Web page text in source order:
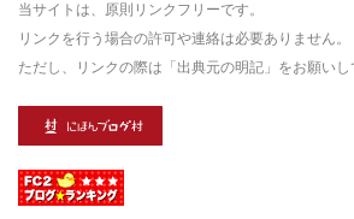
当サイトは、原則リンクフリーです。
リンクを行う場合の許可や連絡は必要ありません。
ただし、リンクの際は「出典元の明記」をお願いし